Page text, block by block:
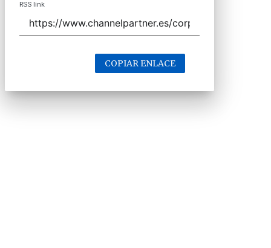
RSS link
COPIAR ENLACE